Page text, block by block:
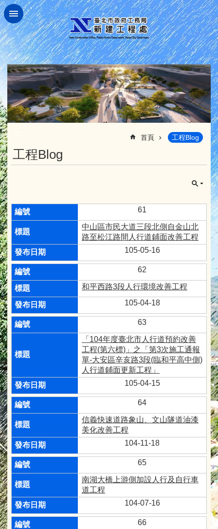
跳到主要內容區塊
首頁 工程Blog
工程Blog
61
中山區市民大道三段北側自金山北
路至松江路間人行道鋪面改善工程
105-05-16
62
和平西路3段人行環境改善工程
105-04-18
63
「104年度臺北市人行道預約改善
工程(第六標)」之「第3次施工通報
單-大安區辛亥路3段(臨和平高中側)
人行道鋪面更新工程」
105-04-15
64
信義快速道路象山、文山隧道油漆
美化改善工程
104-11-18
65
南湖大橋上游側加設人行及自行車
道工程
104-07-16
66